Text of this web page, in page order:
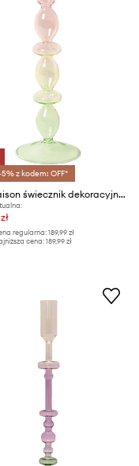
z kodem: OFF*
AU Maison świecznik dekoracyjny
regularna:189,99 zł
cena:189,99 zł